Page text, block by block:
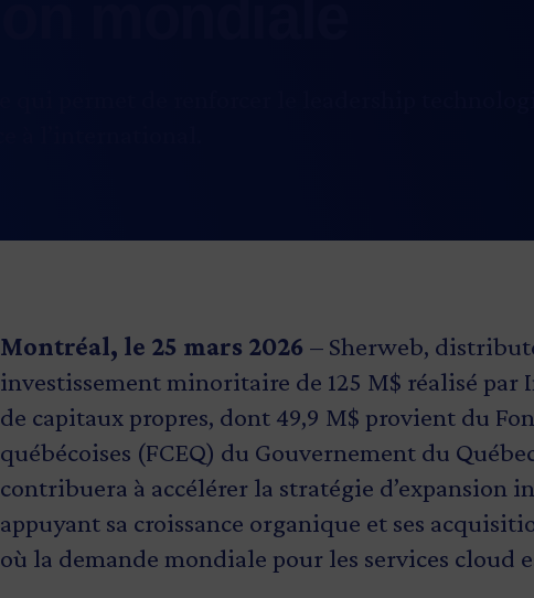
Montréal, le 25 mars 2026 – Sherweb,
investissement minoritaire de 125 M$ réalisé par
de capitaux propres, dont 49,9 M$ provient du
québécoises (FCEQ) du Gouvernement du
contribuera à accélérer la stratégie d’expansion
appuyant sa croissance organique et ses
où la demande mondiale pour les services cloud